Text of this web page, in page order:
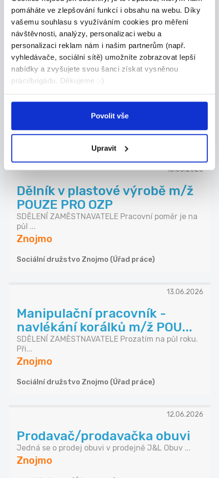
pomáháte ve zlepšování funkcí i obsahu na webu. Díky
vašemu souhlasu s využíváním cookies pro měření
návštěvnosti, analýzy, personalizaci webu a
personalizaci reklam nám i našim partnerům (např.
vyhledávače, sociální sítě) umožníte zobrazovat lepší
nabídky a zvyšujete svou šanci získat vysněnou
práci/brigádu. Děkujeme :-)
Povolit vše
Upravit
Znojmo
Sociální družstvo Znojmo (Úřad práce)
18.06.2026
Manikér, pedikér m/ž
tý...
Tuan Nguyen Anh - Dong Hoa (Úřad práce)
18.06.2026
Dělník v plastové výrobě m/ž
POUZE PRO OZP
SDĚLENÍ ZAMĚSTNAVATELE Pracovní poměr je na
půl ...
Znojmo
Sociální družstvo Znojmo (Úřad práce)
13.06.2026
Manipulační pracovník -
navlékání korálků m/ž POU...
SDĚLENÍ ZAMĚSTNAVATELE Prozatím na půl roku.
Při...
Znojmo
Sociální družstvo Znojmo (Úřad práce)
12.06.2026
Prodavač/prodavačka obuvi
Jedná se o prodej obuvi v prodejně J&L Obuv ...
Znojmo